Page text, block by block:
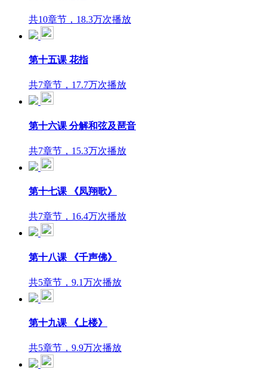
共10章节，18.3万次播放
第十五课 花指
共7章节，17.7万次播放
第十六课 分解和弦及琶音
共7章节，15.3万次播放
第十七课 《凤翔歌》
共7章节，16.4万次播放
第十八课 《千声佛》
共5章节，9.1万次播放
第十九课 《上楼》
共5章节，9.9万次播放